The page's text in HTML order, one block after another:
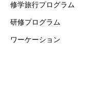
修学旅行プログラム
研修プログラム
ワーケーション